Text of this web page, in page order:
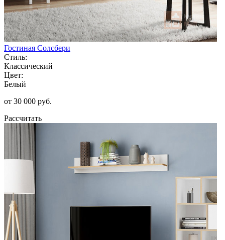
Гостиная Солсбери
Стиль:
Классический
Цвет:
Белый
от 30 000 руб.
Рассчитать